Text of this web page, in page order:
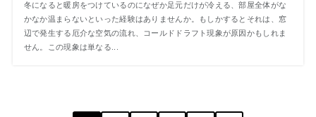
冬になると暖房をつけているのになぜか足元だけが冷える、部屋全体がな
かなか温まらないといった経験はありませんか。もしかするとそれは、窓
辺で発生する厄介な空気の流れ、コールドドラフト現象が原因かもしれま
せん。この現象は単なる...